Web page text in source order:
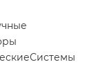
Системы